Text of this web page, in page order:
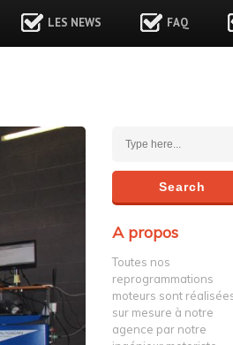
LES NEWS FAQ
A propos
Toutes nos
reprogrammations
moteurs sont
sur mesure à notre
agence par notre